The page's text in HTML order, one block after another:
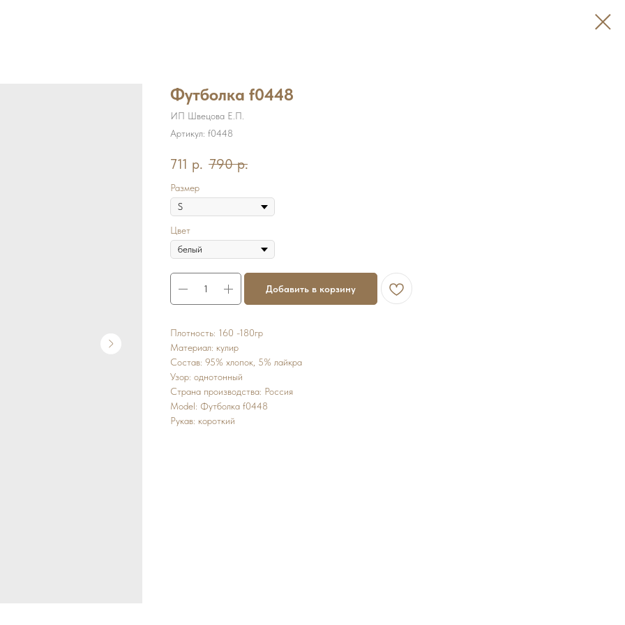
Футболка f0448
ИП Швецова Е.П.
Артикул: f0448
711 р. 790 р.
Размер
Цвет
Добавить в корзину
Плотность: 160 -180гр
Материал: кулир
Состав: 95% хлопок, 5% лайкра
Узор: однотонный
Страна производства: Россия
Model: Футболка f0448
Рукав: короткий